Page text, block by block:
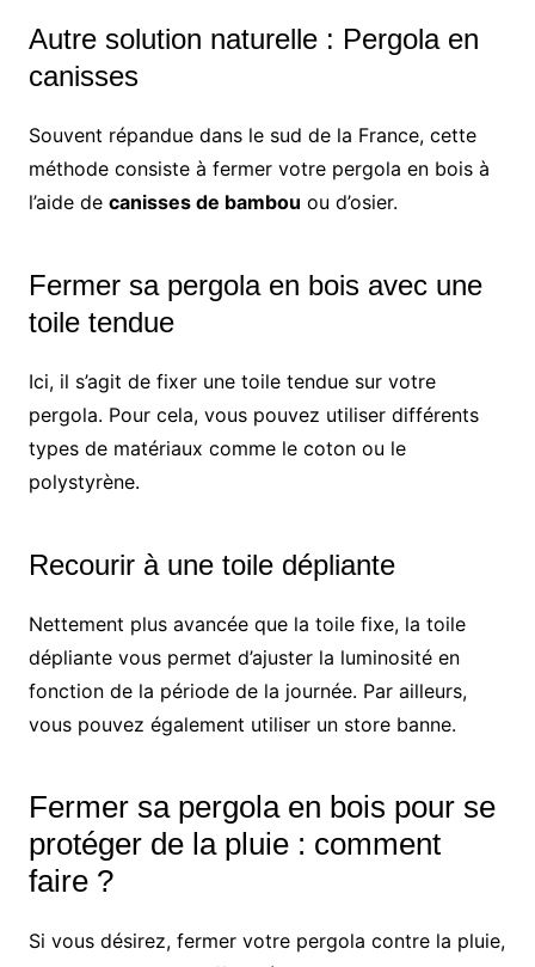
Autre solution naturelle : Pergola en
canisses
Souvent répandue dans le sud de la France, cette
méthode consiste à fermer votre pergola en bois à
l’aide de canisses de bambou ou d’osier.
Fermer sa pergola en bois avec une
toile tendue
Ici, il s’agit de fixer une toile tendue sur votre
pergola. Pour cela, vous pouvez utiliser différents
types de matériaux comme le coton ou le
polystyrène.
Recourir à une toile dépliante
Nettement plus avancée que la toile fixe, la toile
dépliante vous permet d’ajuster la luminosité en
fonction de la période de la journée. Par ailleurs,
vous pouvez également utiliser un store banne.
Fermer sa pergola en bois pour se
protéger de la pluie : comment
faire ?
Si vous désirez, fermer votre pergola contre la pluie,